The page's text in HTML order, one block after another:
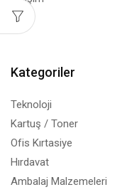
Blog
Kategoriler
Teknoloji
Kartuş / Toner
Ofis Kırtasiye
Hırdavat
Ambalaj Malzemeleri